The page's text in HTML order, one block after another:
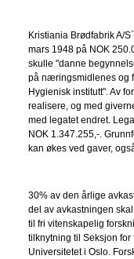
Kristiania Brødfabrik A/
mars 1948 på NOK
skulle "danne
på næringsmidlenes og
Hygienisk institutt". Av
realisere, og med
med legatet endret.
NOK 1.347.255,-.
kan økes ved gaver,
30% av den årlige
del av avkastningen
til fri vitenskapelig
tilknytning til Seksjon
Universitetet i Oslo.